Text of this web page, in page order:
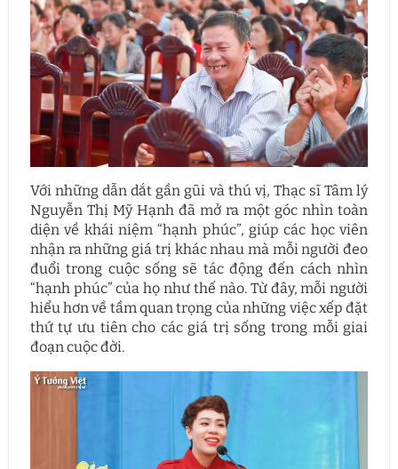
Với những dẫn dắt gần gũi và thú vị, Thạc sĩ Tâm lý
Nguyễn Thị Mỹ Hạnh đã mở ra một góc nhìn toàn
diện về khái niệm “hạnh phúc”, giúp các học viên
nhận ra những giá trị khác nhau mà mỗi người đeo
đuổi trong cuộc sống sẽ tác động đến cách nhìn
“hạnh phúc” của họ như thế nào. Từ đây, mỗi người
hiểu hơn về tầm quan trọng của những việc xếp đặt
thứ tự ưu tiên cho các giá trị sống trong mỗi giai
đoạn cuộc đời.